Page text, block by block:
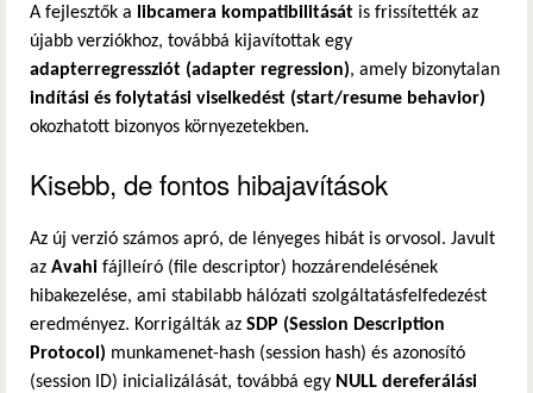
A fejlesztők a libcamera kompatibilitását is frissítették az
újabb verziókhoz, továbbá kijavítottak egy
adapterregressziót (adapter regression), amely bizonytalan
indítási és folytatási viselkedést (start/resume behavior)
okozhatott bizonyos környezetekben.
Kisebb, de fontos hibajavítások
Az új verzió számos apró, de lényeges hibát is orvosol. Javult
az Avahi fájlleíró (file descriptor) hozzárendelésének
hibakezelése, ami stabilabb hálózati szolgáltatásfelfedezést
eredményez. Korrigálták az SDP (Session Description
Protocol) munkamenet-hash (session hash) és azonosító
(session ID) inicializálását, továbbá egy NULL dereferálási